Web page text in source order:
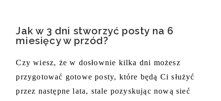
Jak w 3 dni stworzyć posty na 6
miesięcy w przód?
Czy wiesz, że w dosłownie kilka dni możesz
przygotować gotowe posty, które będą Ci służyć
przez następne lata, stale pozyskując nową sieć